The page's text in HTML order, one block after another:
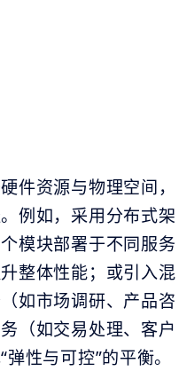
件资源与物理空间，
例如，采用分布式架
模块部署于不同服务
整体性能；或引入混
如市场调研、产品咨
（如交易处理、客户
性与可控”的平衡。